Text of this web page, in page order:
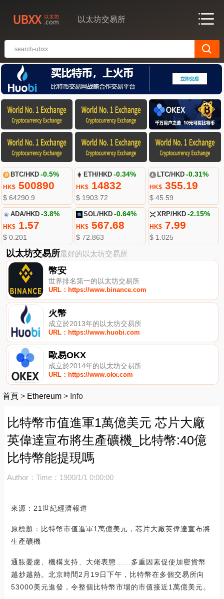
以太坊交易所
BTC/HKD -0.5%
HK$500890
$ 64290.9
ETH/HKD -0.34%
HK$ 14832
$ 1903.72
LTC/HKD -0.31%
HK$355.19
$ 45.59
ADA/HKD -3.8%
HK$1.57
$ 0.201
SOL/HKD -0.64%
HK$ 567.68
$ 72.863
XRP/HKD -2.15%
HK$7.99
$ 1.025
以太坊交易所最好的以太坊交易所
幣安
世界排名第一的以太坊交易所
URL：https://www.binance.com
火幣
成立於2013年的以太坊交易所
URL：https://www.huobi.com
歐易OKX
成立於2014年的以太坊交易所
URL：https://www.okx.com
首頁 > Ethereum > Info
比特幣市值進軍1萬億美元 芯片大廠
英偉達宣布將生產礦機_比特幣:40億
比特幣能提現嗎
Author： Time：1900/1/1 0:00:00
來源：21世紀經濟報道
原標題：比特幣市值進軍1萬億美元，芯片大廠英偉達宣布將
生產礦機
通脹憂慮、機構支持、大佬表態……多重因素促使加密貨幣
越炒越熱。北京時間2月19日下午，比特幣在多個交易所向
53000美元進發，令整個比特幣市場的市值接近1萬億美元。